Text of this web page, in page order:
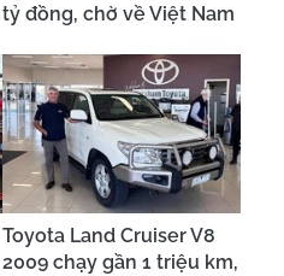
tỷ đồng, chờ về Việt Nam
Toyota Land Cruiser V8
2009 chạy gần 1 triệu km,